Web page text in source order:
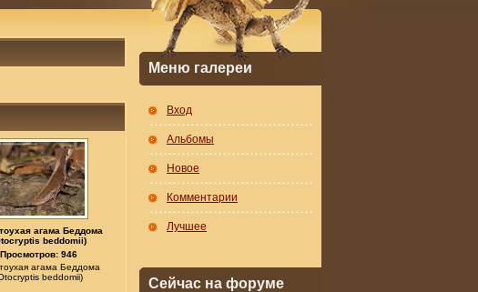
агама Беддома
beddomii)
Просмотров: 946
агама Беддома
beddomii)
Меню галереи
Вход
Альбомы
Новое
Комментарии
Лучшее
Сейчас на форуме